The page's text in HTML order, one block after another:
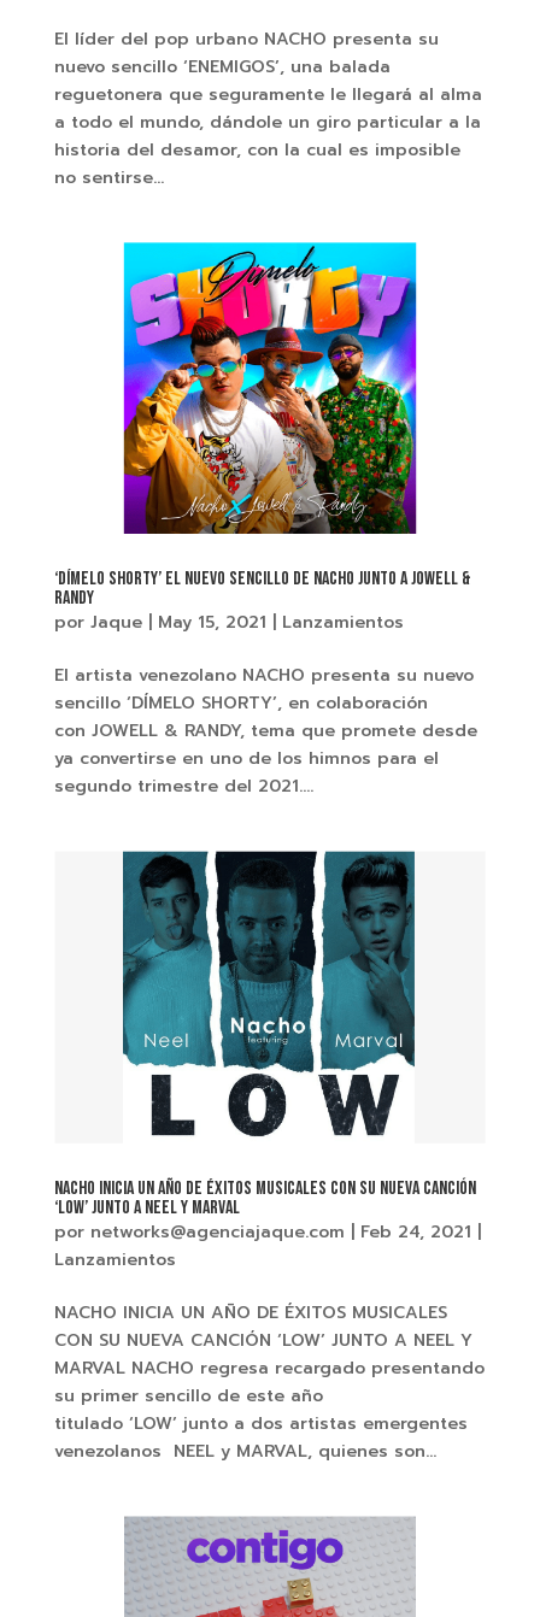
El líder del pop urbano NACHO presenta su
nuevo sencillo ‘ENEMIGOS’, una balada
reguetonera que seguramente le llegará al alma
a todo el mundo, dándole un giro particular a la
historia del desamor, con la cual es imposible
no sentirse...
‘DÍMELO SHORTY’ EL NUEVO SENCILLO DE NACHO JUNTO A JOWELL &
RANDY
por Jaque| May 15, 2021 Lanzamientos
El artista venezolano NACHO presenta su nuevo
sencillo ‘DÍMELO SHORTY’, en colaboración
con JOWELL & RANDY, tema que promete desde
ya convertirse en uno de los himnos para el
segundo trimestre del 2021....
NACHO INICIA UN AÑO DE ÉXITOS MUSICALES CON SU NUEVA CANCIÓN
‘LOW’ JUNTO A NEEL Y MARVAL
por networks@agenciajaque.com Feb 24, 2021
Lanzamientos
NACHO INICIA UN AÑO DE ÉXITOS MUSICALES
CON SU NUEVA CANCIÓN ‘LOW’ JUNTO A NEEL Y
MARVAL NACHO regresa recargado presentando
su primer sencillo de este año
titulado ‘LOW’ junto a dos artistas emergentes
venezolanos NEEL y MARVAL, quienes son...